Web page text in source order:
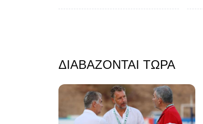
ΔΙΑΒΆΖΟΝΤΑΙ ΤΏΡΑ